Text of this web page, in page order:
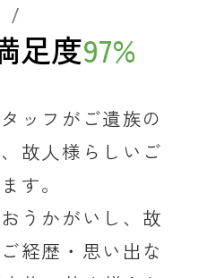
足度97%
ッフがご遺族の
故人様らしいご
す。
うかがいし、故
経歴・思い出な